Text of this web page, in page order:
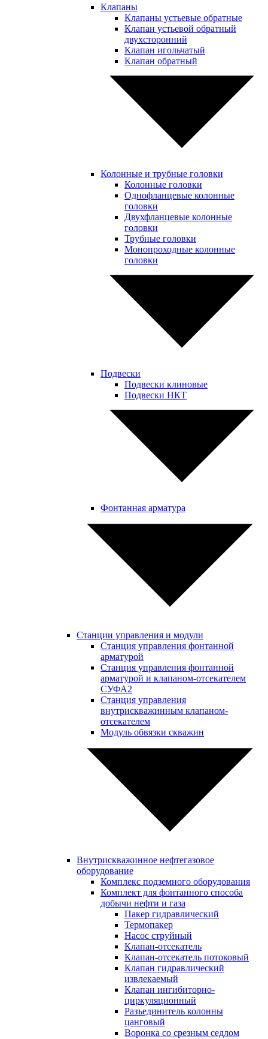
Клапаны
Клапаны устьевые обратные
Клапан устьевой обратный
двухсторонний
Клапан игольчатый
Клапан обратный
Колонные и трубные головки
Колонные головки
Однофланцевые колонные
головки
Двухфланцевые колонные
головки
Трубные головки
Монопроходные колонные
головки
Подвески
Подвески клиновые
Подвески НКТ
Фонтанная арматура
Станции управления и модули
Станция управления фонтанной
арматурой
Станция управления фонтанной
арматурой и клапаном-отсекателем
СУФА2
Станция управления
внутрискважинным клапаном-
отсекателем
Модуль обвязки скважин
Внутрискважинное нефтегазовое
оборудование
Комплекс подземного оборудования
Комплект для фонтанного способа
добычи нефти и газа
Пакер гидравлический
Термопакер
Насос струйный
Клапан-отсекатель
Клапан-отсекатель потоковый
Клапан гидравлический
извлекаемый
Клапан ингибиторно-
циркуляционный
Разъединитель колонны
цанговый
Воронка со срезным седлом